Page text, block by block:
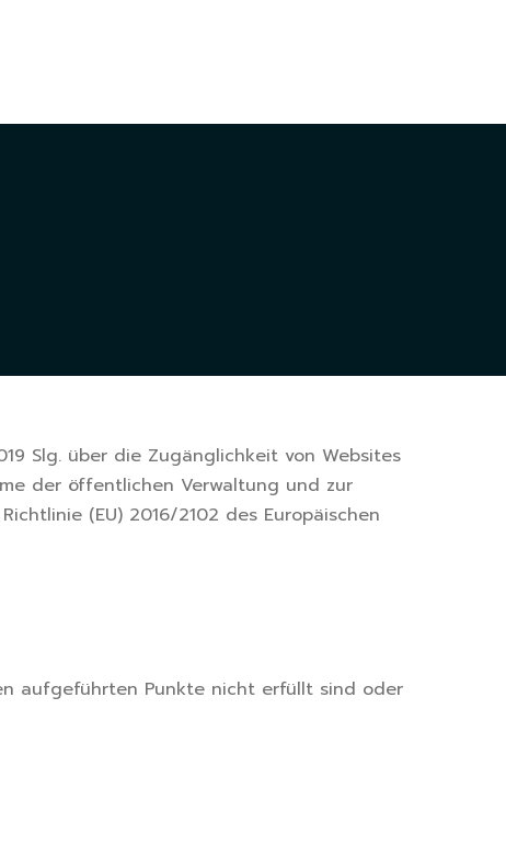
Slg. über die Zugänglichkeit von Websites
der öffentlichen Verwaltung und zur
(EU) 2016/2102 des Europäischen
aufgeführten Punkte nicht erfüllt sind oder